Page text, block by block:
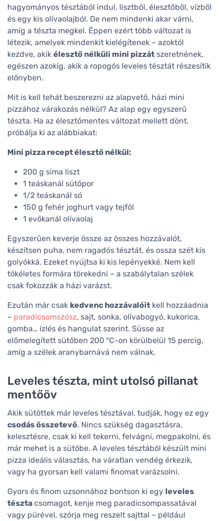
hagyományos tésztából indul, lisztből, élesztőből, vízből
és egy kis olívaolajból. De nem mindenki akar várni,
amíg a tészta megkel. Éppen ezért több változat is
létezik, amelyek mindenkit kielégítenek – azoktól
kezdve, akik élesztő nélküli mini pizzát szeretnének,
egészen azokig, akik a ropogós leveles tésztát részesítik
előnyben.
Mit is kell tehát beszerezni az alapvető, házi mini
pizzához várakozás nélkül? Az alap egy egyszerű
tészta. Ha az élesztőmentes változat mellett dönt,
próbálja ki az alábbiakat:
Mini pizza recept élesztő nélkül:
200 g sima liszt
1 teáskanál sütőpor
1/2 teáskanál só
150 g fehér joghurt vagy tejföl
1 evőkanál olívaolaj
Egyszerűen keverje össze az összes hozzávalót,
készítsen puha, nem ragadós tésztát, és ossza szét kis
golyókká. Ezeket nyújtsa ki kis lepényekké. Nem kell
tökéletes formára törekedni – a szabálytalan szélek
csak fokozzák a házi varázst.
Ezután már csak kedvenc hozzávalóit kell hozzáadnia
– paradicsomszósz, sajt, sonka, olívabogyó, kukorica,
gomba… ízlés és hangulat szerint. Süsse az
előmelegített sütőben 200 °C-on körülbelül 15 percig,
amíg a szélek aranybarnává nem válnak.
Leveles tészta, mint utolsó pillanat
mentőöv
Akik sütöttek már leveles tésztával, tudják, hogy ez egy
csodás összetevő. Nincs szükség dagasztásra,
kelesztésre, csak ki kell tekerni, felvágni, megpakolni, és
már mehet is a sütőbe. A leveles tésztából készült mini
pizza ideális választás, ha váratlan vendég érkezik,
vagy ha gyorsan kell valami finomat varázsolni.
Gyors és finom uzsonnához bontson ki egy leveles
tészta csomagot, kenje meg paradicsompassatával
vagy pürével, szórja meg reszelt sajttal – például